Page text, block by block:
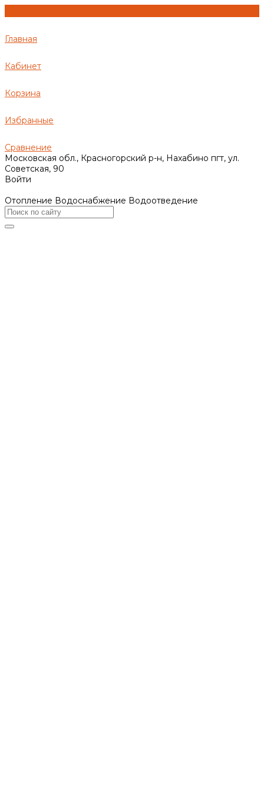
Главная
Кабинет
Корзина
Избранные
Сравнение
Московская обл., Красногорский р-н, Нахабино пгт, ул.
Советская, 90
Войти
Отопление Водоснабжение Водоотведение